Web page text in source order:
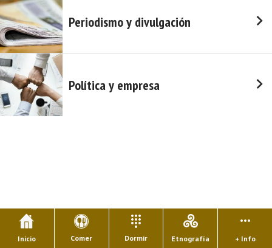
Periodismo y divulgación
Política y empresa
Inicio Comer Dormir Etnografía + Info